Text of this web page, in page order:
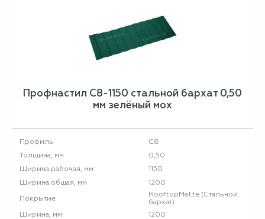
Профнастил С8-1150 стальной бархат 0,50
мм зелёный мох
Профиль
С8
Толщина, мм
0,50
Ширина рабочая, мм
1150
Ширина общая, мм
1200
Покрытие
RooftopMatte (Стальной
бархат)
Ширина, мм
1200